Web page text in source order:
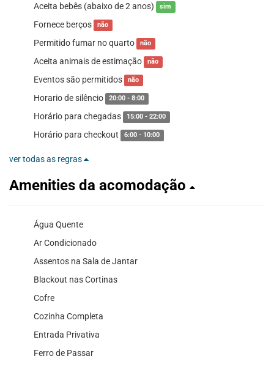
Aceita bebês (abaixo de 2 anos) sim
Fornece berços não
Permitido fumar no quarto não
Aceita animais de estimação não
Eventos são permitidos não
Horario de silêncio 20:00 - 8:00
Horário para chegadas 15:00 - 22:00
Horário para checkout 6:00 - 10:00
ver todas as regras
Amenities da acomodação
Água Quente
Ar Condicionado
Assentos na Sala de Jantar
Blackout nas Cortinas
Cofre
Cozinha Completa
Entrada Privativa
Ferro de Passar